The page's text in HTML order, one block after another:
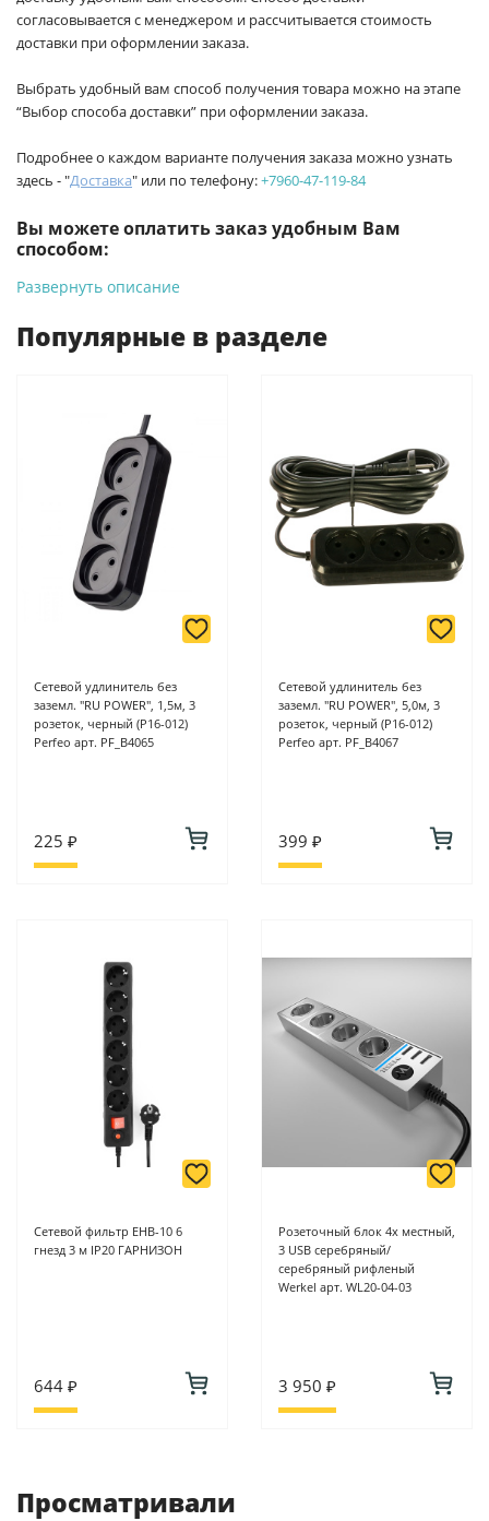
согласовывается с менеджером и рассчитывается стоимость
доставки при оформлении заказа.
Выбрать удобный вам способ получения товара можно на этапе
“Выбор способа доставки” при оформлении заказа.
Подробнее о каждом варианте получения заказа можно узнать
здесь - "Доставка" или по телефону:+7960-47-119-84
Вы можете оплатить заказ удобным Вам
способом:
-Банковской картой на сайте ProffЭлектро. Данный вид
Для юридических лиц: переводом на расчетный счет при
онлайн оплате заказа на сайте.
Подробнее о способах оплаты можно узнать здесь - "Оплата"
Развернуть описание
Популярные в разделе
Сетевой удлинитель без
заземл. "RU POWER", 1,5м, 3
розеток, черный (P16-012)
Perfeo арт. PF_B4065
225 ₽
Сетевой удлинитель без
заземл. "RU POWER", 5,0м, 3
розеток, черный (P16-012)
Perfeo арт. PF_B4067
399 ₽
Сетевой фильтр ЕНB-10 6
гнезд 3 м IP20 ГАРНИЗОН
644 ₽
Розеточный блок 4х местный,
3 USB серебряный/
серебряный рифленый
Werkel арт. WL20-04-03
3 950 ₽
Просматривали